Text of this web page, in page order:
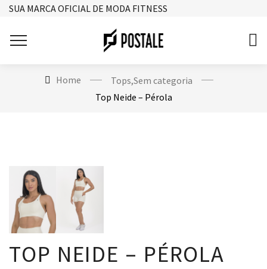
SUA MARCA OFICIAL DE MODA FITNESS
Home Tops,Sem categoria
Top Neide – Pérola
TOP NEIDE – PÉROLA